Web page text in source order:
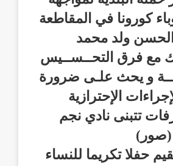
كورونا في المقاطعة
ولد محمد
مع فرق التحــســيس
و يحث علـى ضرورة
الإحترازية
تتبنى نادي نجم
تُقيم حفلا تكريما للنساء